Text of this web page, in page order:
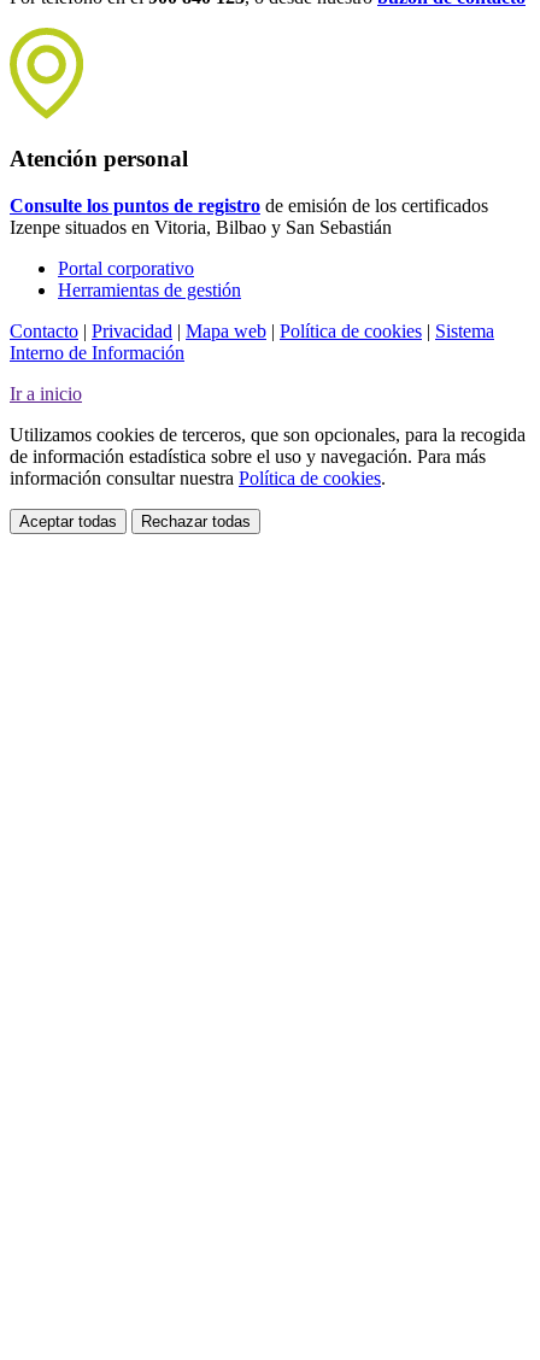
Atención personal
Consulte los puntos de registro de emisión de los certificados
Izenpe situados en Vitoria, Bilbao y San Sebastián
Portal corporativo
Herramientas de gestión
Contacto | Privacidad | Mapa web | Política de cookies | Sistema
Interno de Información
Ir a inicio
Utilizamos cookies de terceros, que son opcionales, para la recogida
de información estadística sobre el uso y navegación. Para más
información consultar nuestra Política de cookies.
Aceptar todas Rechazar todas